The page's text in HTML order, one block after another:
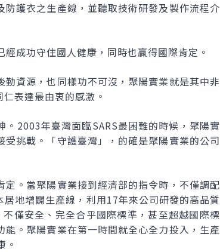
護衣之生產線，並聽取技術研發及製作流程介
成功守住國人健康，同時也贏得國際肯定。
資源，也同樣功不可沒，聚陽實業就是其中非
表達最由衷的感激。
2003年臺灣面臨SARS最困難的時候，聚陽實
挑戰。「守護臺灣」，的確是聚陽實業的公司
。當聚陽實業接到經濟部的指令時，不僅調配
地增闢生產線，利用17年來公司研發的高品質
僅安全、完全合乎國際標準，甚至超越國際標
。聚陽實業在第一時間就全心全力投入，生產
。